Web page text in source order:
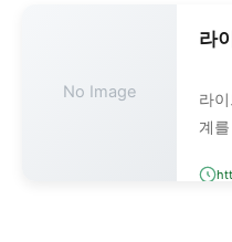
No Image
라
라
계
지털